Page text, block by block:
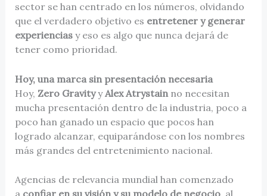
sector se han centrado en los números, olvidando
que el verdadero objetivo es entretener y generar
experienciasy eso es algo que nunca dejará de
tener como prioridad.
Hoy, una marca sin presentación necesaria
Hoy, Zero GravityyAlex Atrystainno necesitan
mucha presentación dentro de la industria, poco a
poco han ganado un espacio que pocos han
logrado alcanzar, equiparándose con los nombres
más grandes del entretenimiento nacional.
Agencias de relevancia mundial han comenzado